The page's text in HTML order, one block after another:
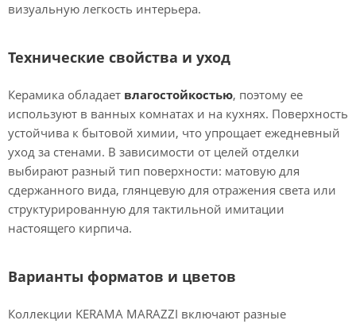
визуальную легкость интерьера.
Технические свойства и уход
Керамика обладает влагостойкостью, поэтому ее
используют в ванных комнатах и на кухнях. Поверхность
устойчива к бытовой химии, что упрощает ежедневный
уход за стенами. В зависимости от целей отделки
выбирают разный тип поверхности: матовую для
сдержанного вида, глянцевую для отражения света или
структурированную для тактильной имитации
настоящего кирпича.
Варианты форматов и цветов
Коллекции KERAMA MARAZZI включают разные